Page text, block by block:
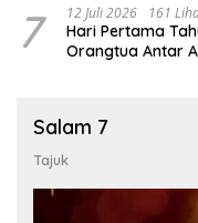
7 12 Juli 2026 161
Hari Pertama
Orangtua Antar
Salam 7
Tajuk